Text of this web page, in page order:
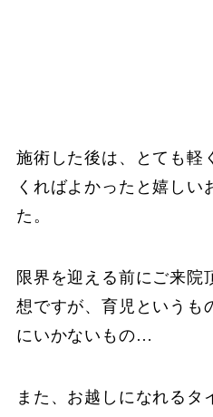
施術した後は、とても軽
くればよかったと嬉しい
た。
限界を迎える前にご来院
想ですが、育児というも
にいかないもの…
また、お越しになれるタ